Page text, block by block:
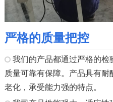
严格的质量把控
我们的产品都通过严格的检
质量可靠有保障。产品具有
老化，承受能力强的特点。